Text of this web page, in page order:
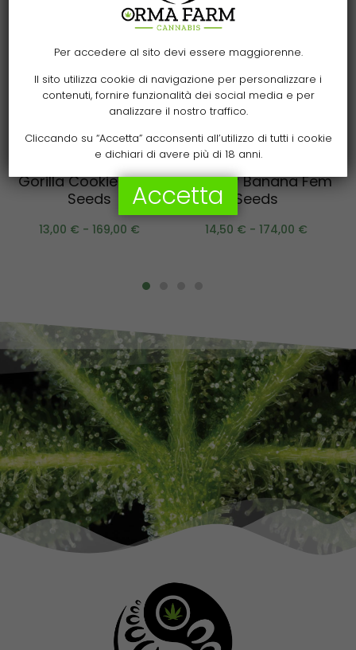
Scegli
Gorilla Cookies Fem
Seeds
13,00 € - 169,00 €
Scegli
Thunder Banana Fem
Seeds
14,50 € - 174,00 €
Per accedere al sito devi essere maggiorenne.
Il sito utilizza cookie di navigazione per personalizzare i
contenuti, fornire funzionalità dei social media e per
analizzare il nostro traffico.
Cliccando su “Accetta” acconsenti all’utilizzo di tutti i cookie
e dichiari di avere più di 18 anni.
Accetta